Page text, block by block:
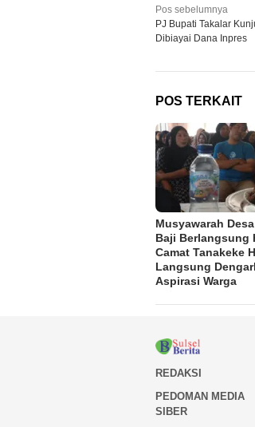
Navigasi
pos
Pos sebelumnya
PJ Bupati Takalar
Dibiayai Dana Inpres
POS TERKAIT
Musyawarah
Baji Berlangsung
Camat Tanakeke
Langsung
Aspirasi Warga
REDAKSI
PEDOMAN MEDIA
SIBER